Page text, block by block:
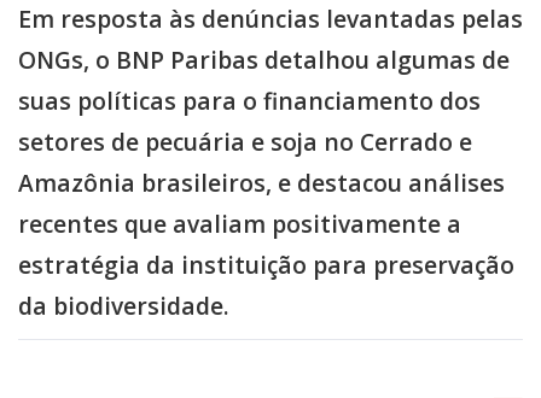
Em resposta às denúncias levantadas pelas
ONGs, o BNP Paribas detalhou algumas de
suas políticas para o financiamento dos
setores de pecuária e soja no Cerrado e
Amazônia brasileiros, e destacou análises
recentes que avaliam positivamente a
estratégia da instituição para preservação
da biodiversidade.